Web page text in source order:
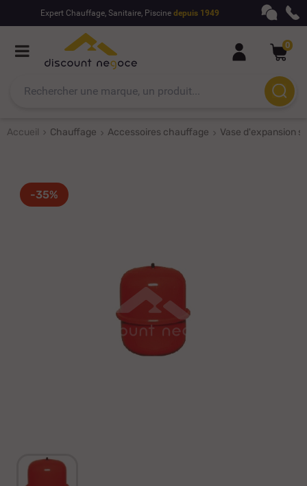
Expert Chauffage, Sanitaire, Piscine depuis 1949
0
Accueil Chauffage Accessoires chauffage Vase d'expansion
-35%